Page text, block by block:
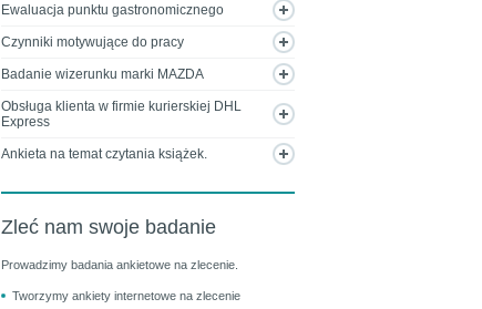
Ewaluacja punktu gastronomicznego
Czynniki motywujące do pracy
Badanie wizerunku marki MAZDA
Obsługa klienta w firmie kurierskiej DHL
Express
Ankieta na temat czytania książek.
Zleć nam swoje badanie
Prowadzimy badania ankietowe na zlecenie.
Tworzymy ankiety internetowe na zlecenie